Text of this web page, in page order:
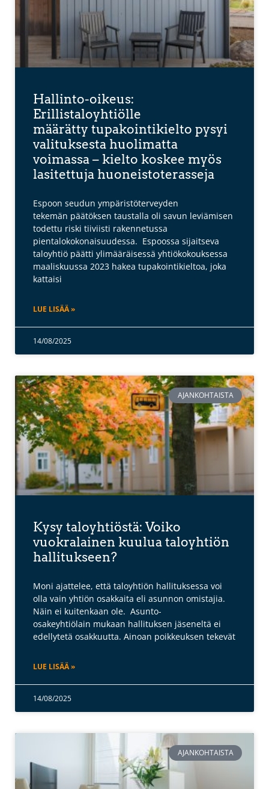
Hallinto-oikeus:
Erillistaloyhtiölle
määrätty tupakointikielto pysyi
valituksesta huolimatta
voimassa – kielto koskee myös
lasitettuja huoneistoterasseja
Espoon seudun ympäristöterveyden
tekemän päätöksen taustalla oli savun leviämisen
todettu riski tiiviisti rakennetussa
pientalokokonaisuudessa. Espoossa sijaitseva
taloyhtiö päätti ylimääräisessä yhtiökokouksessa
maaliskuussa 2023 hakea tupakointikieltoa, joka
kattaisi
LUE LISÄÄ »
14/08/2025
AJANKOHTAISTA
Kysy taloyhtiöstä: Voiko
vuokralainen kuulua taloyhtiön
hallitukseen?
Moni ajattelee, että taloyhtiön hallituksessa voi
olla vain yhtiön osakkaita eli asunnon omistajia.
Näin ei kuitenkaan ole. Asunto-
osakeyhtiölain mukaan hallituksen jäseneltä ei
edellytetä osakkuutta. Ainoan poikkeuksen tekevät
LUE LISÄÄ »
14/08/2025
AJANKOHTAISTA